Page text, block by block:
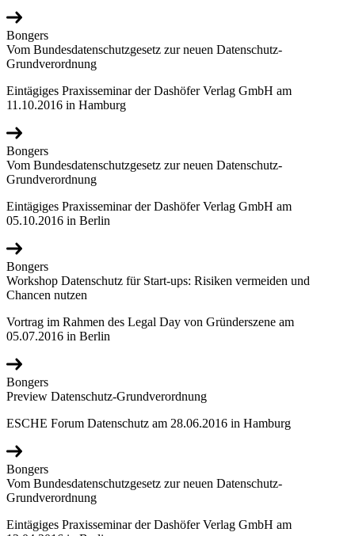
Bongers
Vom Bundesdatenschutzgesetz zur neuen Datenschutz-
Grundverordnung
Eintägiges Praxisseminar der Dashöfer Verlag GmbH am
11.10.2016 in Hamburg
Bongers
Vom Bundesdatenschutzgesetz zur neuen Datenschutz-
Grundverordnung
Eintägiges Praxisseminar der Dashöfer Verlag GmbH am
05.10.2016 in Berlin
Bongers
Workshop Datenschutz für Start-ups: Risiken vermeiden und
Chancen nutzen
Vortrag im Rahmen des Legal Day von Gründerszene am
05.07.2016 in Berlin
Bongers
Preview Datenschutz-Grundverordnung
ESCHE Forum Datenschutz am 28.06.2016 in Hamburg
Bongers
Vom Bundesdatenschutzgesetz zur neuen Datenschutz-
Grundverordnung
Eintägiges Praxisseminar der Dashöfer Verlag GmbH am